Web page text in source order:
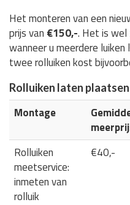
Het monteren van een
prijs van €150,-. Het is
wanneer u meerdere
twee rolluiken kost
Rolluiken laten
Montage
Rolluiken
meetservice:
inmeten van
rolluik
€40,-